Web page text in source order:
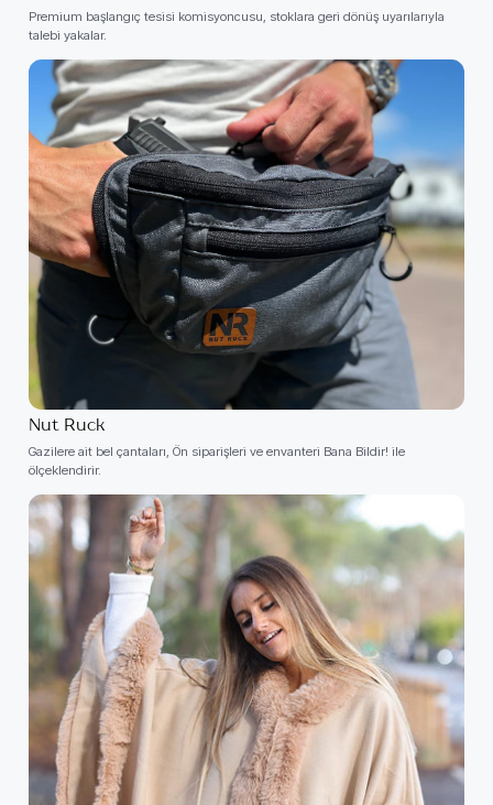
Premium başlangıç ​​tesisi komisyoncusu, stoklara geri dönüş uyarılarıyla
talebi yakalar.
Nut Ruck
Gazilere ait bel çantaları, Ön siparişleri ve envanteri Bana Bildir! ile
ölçeklendirir.